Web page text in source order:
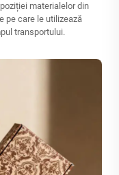
materialelor din
pe care le utilizează
transportului.